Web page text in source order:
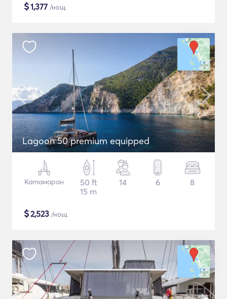
$1,377 /нощ
Lagoon 50 premium equipped
Катамаран
50 ft
15 m
14 6 8
$2,523 /нощ